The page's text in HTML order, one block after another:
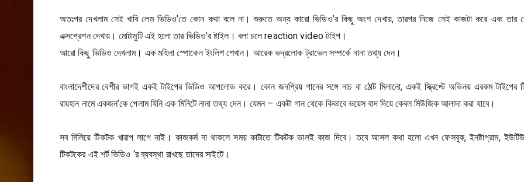
অতঃপর দেখলাম সেই খাবি লেম ভিডিও’তে কোন কথা বলে না। শুরুতে অন্য কারো ভিডিও’র কিছু অংশ দেখায়, তারপর নিজে সেই কাজটা করে এবং তার
এক্সপ্রেশন দেখায়। মোটামুটি এই হলো তার ভিডিও’র ষ্টাইল। বলা চলে reaction video টাইপ।
আরো কিছু ভিডিও দেখলাম। এক মহিলা স্পোকেন ইংলিশ শেখান। আরেক ভদ্রলোক ট্রাভেল সম্পর্কে নানা তথ্য দেন।
বাংলাদেশীদের বেশীর ভাগই একই টাইপের ভিডিও আপলোড করে। কোন জনপ্রিয় গানের সঙ্গে নাচ বা ঠোট মিলানো, একই স্ক্রিপ্টে অভিনয় এরকম টাইপের
রায়হান নামে একজন’কে পেলাম যিনি এক মিনিটে নানা তথ্য দেন। যেমন – একটা গান থেকে কিভাবে ভয়েস বাদ দিয়ে কেবল মিউজিক আলাদা করা যাবে।
সব মিলিয়ে টিকটক খারাপ লাগে নাই। কাজকর্ম না থাকলে সময় কাটাতে টিকটক ভালই কাজ দিবে। তবে আসল কথা হলো এখন ফেসবুক, ইনষ্টাগ্রাম,
টিকটকের এই শর্ট ভিডিও ‘র ব্যবস্থা রাখছে তাদের সাইটে।